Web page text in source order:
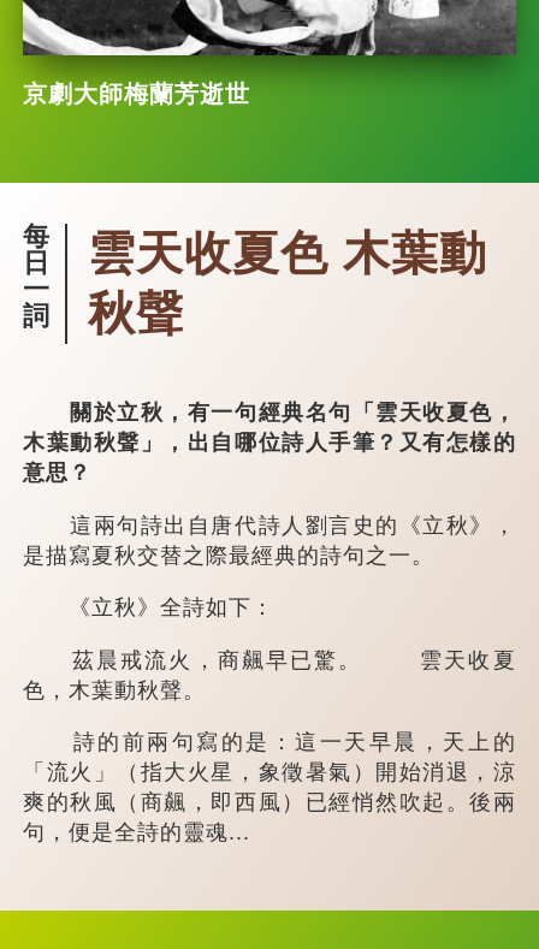
京劇大師梅蘭芳逝世
每
日
一
詞
雲天收夏色 木葉動
秋聲
關於立秋，有一句經典名句「雲天收夏色，
木葉動秋聲」，出自哪位詩人手筆？又有怎樣的
意思？
這兩句詩出自唐代詩人劉言史的《立秋》，
是描寫夏秋交替之際最經典的詩句之一。
《立秋》全詩如下：
茲晨戒流火，商飆早已驚。 雲天收夏
色，木葉動秋聲。
詩的前兩句寫的是：這一天早晨，天上的
「流火」（指大火星，象徵暑氣）開始消退，涼
爽的秋風（商飆，即西風）已經悄然吹起。後兩
句，便是全詩的靈魂...